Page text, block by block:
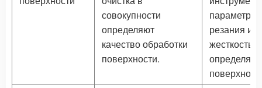
совокупности
определяют
качество обработки
поверхности.
параметры
резания и
жесткость
определяют